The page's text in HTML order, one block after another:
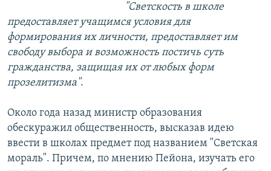
"Светскость в школе
предоставляет учащимся условия для
формирования их личности, предоставляет им
свободу выбора и возможность постичь суть
гражданства, защищая их от любых форм
прозелитизма".
Около года назад министр образования
обескуражил общественность, высказав идею
ввести в школах предмет под названием "Светская
мораль". Причем, по мнению Пейона, изучать его